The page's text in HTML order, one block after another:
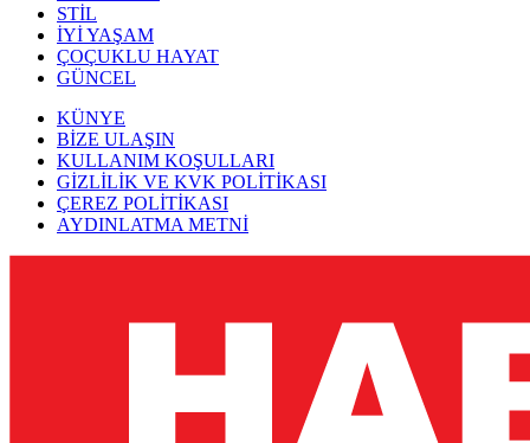
STİL
İYİ YAŞAM
ÇOÇUKLU HAYAT
GÜNCEL
KÜNYE
BİZE ULAŞIN
KULLANIM KOŞULLARI
GİZLİLİK VE KVK POLİTİKASI
ÇEREZ POLİTİKASI
AYDINLATMA METNİ